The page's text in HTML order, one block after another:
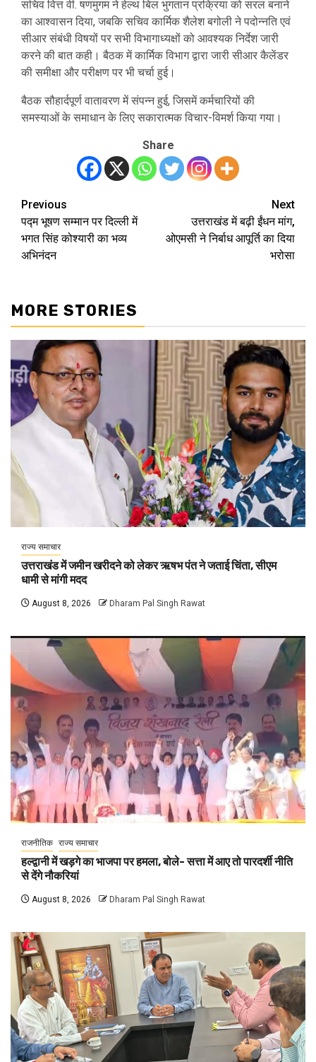
सचिव वित्त वी. षणमुगम ने हेल्थ बिल भुगतान प्रक्रिया को सरल बनाने
का आश्वासन दिया, जबकि सचिव कार्मिक शैलेश बगोली ने पदोन्नति एवं
सीआर संबंधी विषयों पर सभी विभागाध्यक्षों को आवश्यक निर्देश जारी
करने की बात कही। बैठक में कार्मिक विभाग द्वारा जारी सीआर कैलेंडर
की समीक्षा और परीक्षण पर भी चर्चा हुई।
बैठक सौहार्दपूर्ण वातावरण में संपन्न हुई, जिसमें कर्मचारियों की
समस्याओं के समाधान के लिए सकारात्मक विचार-विमर्श किया गया।
Share
Post
navigation
Previous
पद्म भूषण सम्मान पर दिल्ली में
भगत सिंह कोश्यारी का भव्य
अभिनंदन
Next
उत्तराखंड में बढ़ी ईंधन मांग,
ओएमसी ने निर्बाध आपूर्ति का दिया
भरोसा
MORE STORIES
राज्य समाचार
उत्तराखंड में जमीन खरीदने को लेकर ऋषभ पंत ने जताई चिंता, सीएम
धामी से मांगी मदद
August 8, 2026 Dharam Pal Singh Rawat
राजनीतिक राज्य समाचार
हल्द्वानी में खड़गे का भाजपा पर हमला, बोले- सत्ता में आए तो पारदर्शी नीति
से देंगे नौकरियां
August 8, 2026 Dharam Pal Singh Rawat